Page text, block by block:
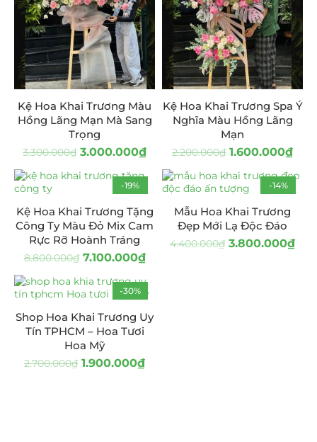
Kệ Hoa Khai Trương Màu
Hồng Lãng Mạn Mà Sang
Trọng
3.300.000₫ 3.000.000₫
Kệ Hoa Khai Trương Spa Ý
Nghĩa Màu Hồng Lãng
Mạn
2.200.000₫ 1.600.000₫
-19%
Kệ Hoa Khai Trương Tặng
Công Ty Màu Đỏ Mix Cam
Rực Rỡ Hoành Tráng
8.800.000₫ 7.100.000₫
-14%
Mẫu Hoa Khai Trương
Đẹp Mới Lạ Độc Đáo
4.400.000₫ 3.800.000₫
-30%
Shop Hoa Khai Trương Uy
Tín TPHCM – Hoa Tươi
Hoa Mỹ
2.700.000₫ 1.900.000₫